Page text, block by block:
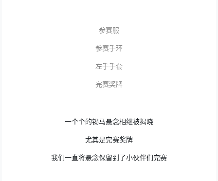
参赛服
参赛手环
左手手套
完赛奖牌
一个个的锡马悬念相继被揭晓
尤其是完赛奖牌
我们一直将悬念保留到了小伙伴们完赛